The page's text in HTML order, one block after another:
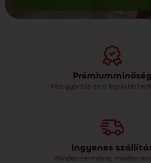
Prémiumminőség
Kézi gyártás és a legújabb
Ingyenes
Minden termékre, minden